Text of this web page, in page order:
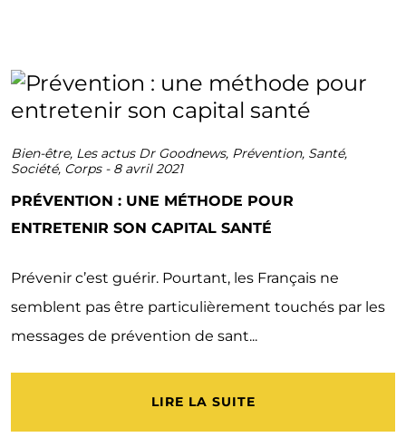
Bien-être, Les actus Dr Goodnews, Prévention, Santé,
Société, Corps- 8 avril 2021
PRÉVENTION : UNE MÉTHODE POUR
ENTRETENIR SON CAPITAL SANTÉ
Prévenir c’est guérir. Pourtant, les Français ne
semblent pas être particulièrement touchés par les
messages de prévention de sant...
LIRE LA SUITE